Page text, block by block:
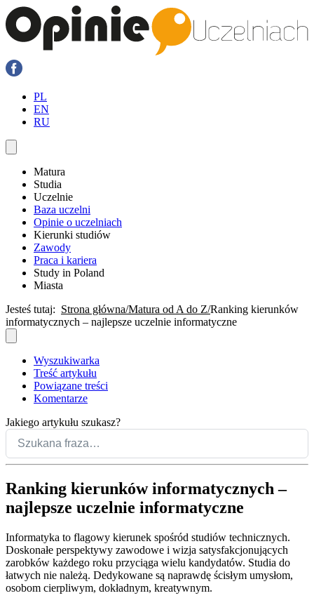
PL
EN
RU
Matura
Studia
Uczelnie
Baza uczelni
Opinie o uczelniach
Kierunki studiów
Zawody
Praca i kariera
Study in Poland
Miasta
Jesteś tutaj: Strona główna Matura od A do Z Ranking kierunków
informatycznych – najlepsze uczelnie informatyczne
Wyszukiwarka
Treść artykułu
Powiązane treści
Komentarze
Jakiego artykułu szukasz?
Ranking kierunków informatycznych –
najlepsze uczelnie informatyczne
Informatyka to flagowy kierunek spośród studiów technicznych.
Doskonałe perspektywy zawodowe i wizja satysfakcjonujących
zarobków każdego roku przyciąga wielu kandydatów. Studia do
łatwych nie należą. Dedykowane są naprawdę ścisłym umysłom,
osobom cierpliwym, dokładnym, kreatywnym.